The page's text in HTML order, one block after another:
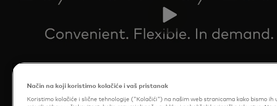
Način na koji koristimo kolačiće i vaš pristanak
Koristimo kolačiće i slične tehnologije ("Kolačići") na našim web stranicama kako bismo ih